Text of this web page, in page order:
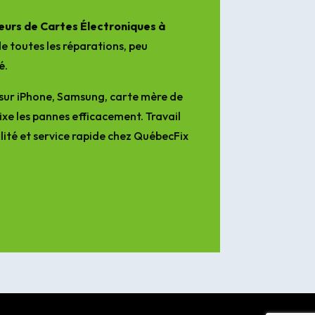
de Cartes Électroniques à
toutes les réparations, peu
iPhone, Samsung, carte mère de
les pannes efficacement. Travail
et service rapide chez QuébecFix